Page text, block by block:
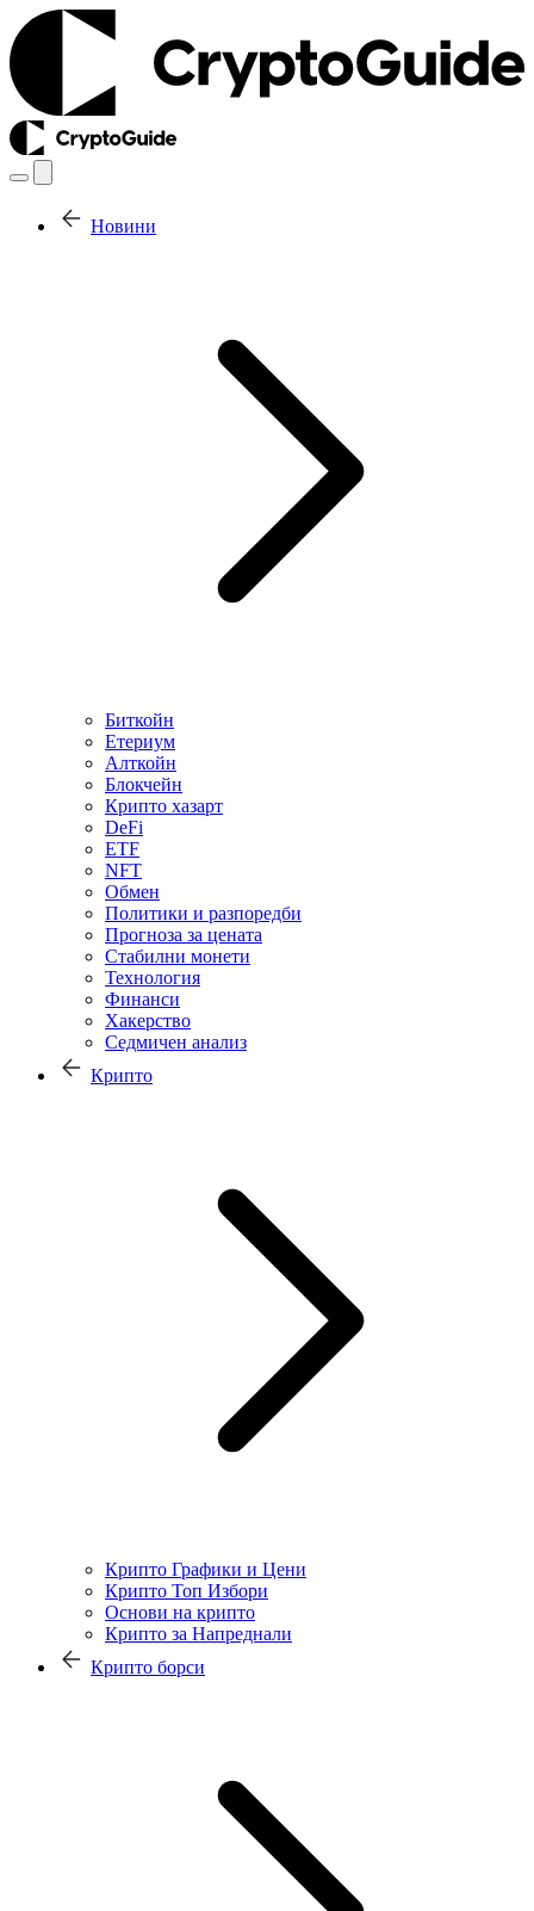
Новини
Биткойн
Етериум
Алткойн
Блокчейн
Крипто хазарт
DeFi
ETF
NFT
Обмен
Политики и разпоредби
Прогноза за цената
Стабилни монети
Технология
Финанси
Хакерство
Седмичен анализ
Крипто
Крипто Графики и Цени
Крипто Топ Избори
Основи на крипто
Крипто за Напреднали
Крипто борси